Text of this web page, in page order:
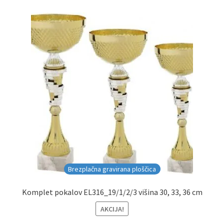
Brezplačna gravirana ploščica
Komplet pokalov EL316_19/1/2/3 višina 30, 33, 36 cm
AKCIJA!